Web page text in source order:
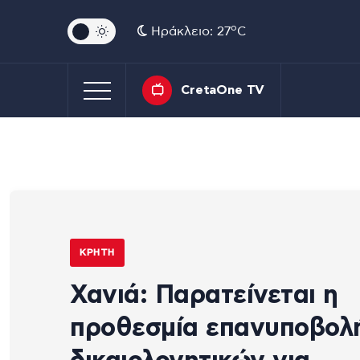
Ηράκλειο: 27oC
CretaOne TV
ΚΡΉΤΗ
Χανιά: Παρατείνεται η
προθεσμία